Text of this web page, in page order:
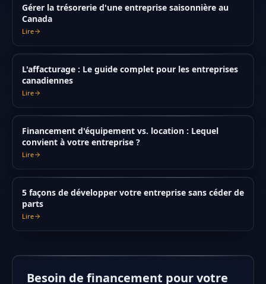
Gérer la trésorerie d'une entreprise saisonnière au
Canada
Lire
L'affacturage : Le guide complet pour les entreprises
canadiennes
Lire
Financement d'équipement vs. location : Lequel
convient à votre entreprise ?
Lire
5 façons de développer votre entreprise sans céder de
parts
Lire
Besoin de financement pour votre